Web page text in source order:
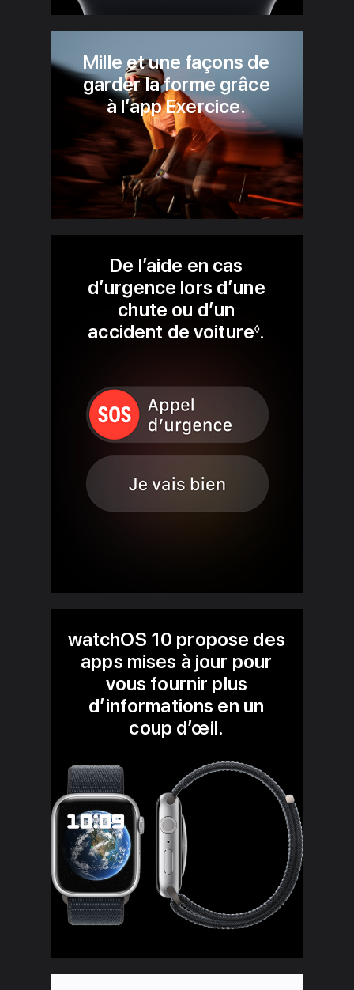
Mille et une façons de
garder la forme grâce
à l’app Exercice.
De l’aide en cas
d’urgence lors d’une
chute ou d’un
accident de voiture◊Renvoi
.
watchOS 10 propose des
apps mises à jour pour
vous fournir plus
d’informations en un
coup d’œil.